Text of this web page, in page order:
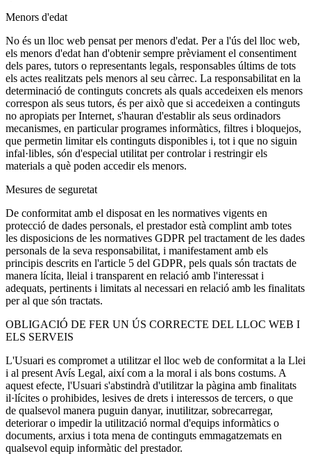
Menors d'edat
No és un lloc web pensat per menors d'edat. Per a l'ús del lloc web,
els menors d'edat han d'obtenir sempre prèviament el consentiment
dels pares, tutors o representants legals, responsables últims de tots
els actes realitzats pels menors al seu càrrec. La responsabilitat en la
determinació de continguts concrets als quals accedeixen els menors
correspon als seus tutors, és per això que si accedeixen a continguts
no apropiats per Internet, s'hauran d'establir als seus ordinadors
mecanismes, en particular programes informàtics, filtres i bloquejos,
que permetin limitar els continguts disponibles i, tot i que no siguin
infal·libles, són d'especial utilitat per controlar i restringir els
materials a què poden accedir els menors.
Mesures de seguretat
De conformitat amb el disposat en les normatives vigents en
protecció de dades personals, el prestador està complint amb totes
les disposicions de les normatives GDPR pel tractament de les dades
personals de la seva responsabilitat, i manifestament amb els
principis descrits en l'article 5 del GDPR, pels quals són tractats de
manera lícita, lleial i transparent en relació amb l'interessat i
adequats, pertinents i limitats al necessari en relació amb les finalitats
per al que són tractats.
OBLIGACIÓ DE FER UN ÚS CORRECTE DEL LLOC WEB I
ELS SERVEIS
L'Usuari es compromet a utilitzar el lloc web de conformitat a la Llei
i al present Avís Legal, així com a la moral i als bons costums. A
aquest efecte, l'Usuari s'abstindrà d'utilitzar la pàgina amb finalitats
il·lícites o prohibides, lesives de drets i interessos de tercers, o que
de qualsevol manera puguin danyar, inutilitzar, sobrecarregar,
deteriorar o impedir la utilització normal d'equips informàtics o
documents, arxius i tota mena de continguts emmagatzemats en
qualsevol equip informàtic del prestador.